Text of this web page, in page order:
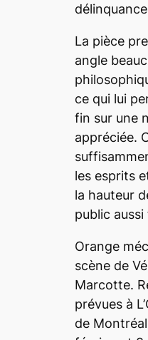
La pièce
angle
ce qui lui
fin sur une
appréciée.
les esprits
la hauteur
public aussi
Orange
scène de
Marcotte.
prévues à
de